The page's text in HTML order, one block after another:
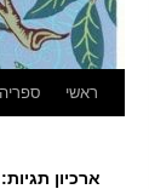
ראשי ספריה
ארכיון תגיות: